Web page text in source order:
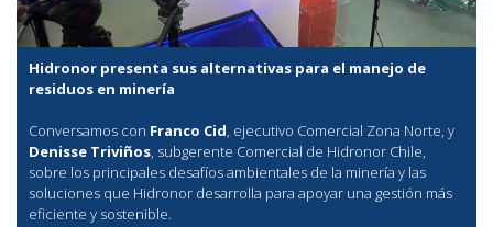
Hidronor presenta sus alternativas para el manejo de
residuos en minería
Conversamos con Franco Cid, ejecutivo Comercial Zona Norte, y
Denisse Triviños, subgerente Comercial de Hidronor Chile,
sobre los principales desafíos ambientales de la minería y las
soluciones que Hidronor desarrolla para apoyar una gestión más
eficiente y sostenible.